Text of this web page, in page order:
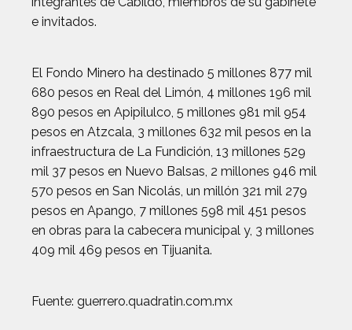
e invitados.
El Fondo Minero ha destinado 5 millones 877 mil
680 pesos en Real del Limón, 4 millones 196 mil
890 pesos en Apipilulco, 5 millones 981 mil 954
pesos en Atzcala, 3 millones 632 mil pesos en la
infraestructura de La Fundición, 13 millones 529
mil 37 pesos en Nuevo Balsas, 2 millones 946 mil
570 pesos en San Nicolás, un millón 321 mil 279
pesos en Apango, 7 millones 598 mil 451 pesos
en obras para la cabecera municipal y, 3 millones
409 mil 469 pesos en Tijuanita.
Fuente: guerrero.quadratin.com.mx